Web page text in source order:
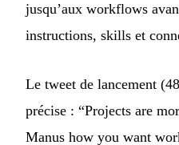
jusqu’aux workflows
instructions, skills et
Le tweet de lancement
précise : “Projects are
Manus how you want